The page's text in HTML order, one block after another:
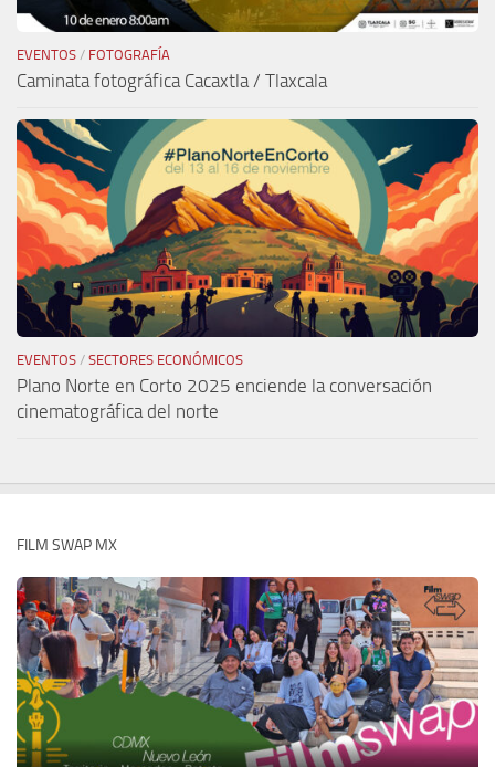
EVENTOS / FOTOGRAFÍA
Caminata fotográfica Cacaxtla / Tlaxcala
EVENTOS / SECTORES ECONÓMICOS
Plano Norte en Corto 2025 enciende la conversación
cinematográfica del norte
FILM SWAP MX